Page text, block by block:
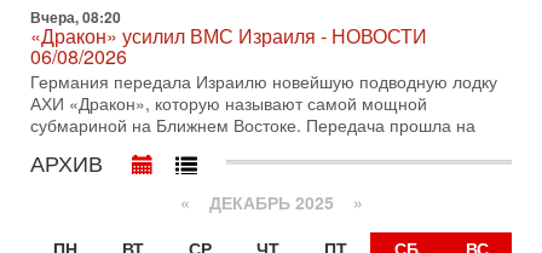
Битва за разоружение ХАМАСа - НОВОСТИ
31/07/2026
Сегодня президент США Дональд Трамп заявил о
достижении исторического соглашения о полном
разоружении ХАМАСа и других вооруженных группировок в
Иран доведет Трампа до крайних мер? Разбор и
оценка от военного обозревателя Давида Шарпа
Ситуация вокруг противостояния Ирана и США накаляется
с каждым днем. Почему Трамп в самый последний момент
Вчера, 08:20
«Дракон» усилил ВМС Израиля - НОВОСТИ
06/08/2026
Германия передала Израилю новейшую подводную лодку
АХИ «Дракон», которую называют самой мощной
субмариной на Ближнем Востоке. Передача прошла на
АРХИВ
« ДЕКАБРЬ 2025 »